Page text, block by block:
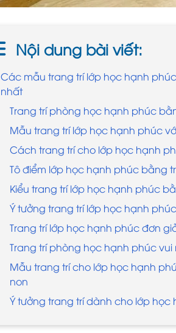
Nội dung bài viết:
Các mẫu trang trí lớp học hạnh
nhất
Trang trí phòng học hạnh phúc
Mẫu trang trí lớp học hạnh phúc
Cách trang trí cho lớp học hạnh
Tô điểm lớp học hạnh phúc bằng
Kiểu trang trí lớp học hạnh phúc
Ý tưởng trang trí lớp học hạnh
Trang trí lớp học hạnh phúc đơn
Trang trí phòng học hạnh phúc vui
Mẫu trang trí cho lớp học hạnh
non
Ý tưởng trang trí dành cho lớp